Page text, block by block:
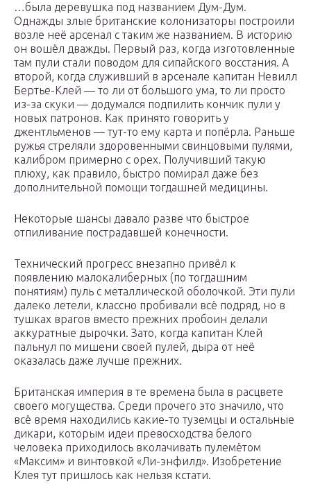
…была деревушка под названием Дум-Дум.
Однажды злые британские колонизаторы построили
возле неё арсенал с таким же названием. В историю
он вошёл дважды. Первый раз, когда изготовленные
там пули стали поводом для сипайского восстания. А
второй, когда служивший в арсенале капитан Невилл
Бертье-Клей — то ли от большого ума, то ли просто
из-за скуки — додумался подпилить кончик пули у
новых патронов. Как принято говорить у
джентльменов — тут-то ему карта и попёрла. Раньше
ружья стреляли здоровенными свинцовыми пулями,
калибром примерно с орех. Получивший такую
плюху, как правило, быстро помирал даже без
дополнительной помощи тогдашней медицины.
Некоторые шансы давало разве что быстрое
отпиливание пострадавшей конечности.
Технический прогресс внезапно привёл к
появлению малокалиберных (по тогдашним
понятиям) пуль с металлической оболочкой. Эти пули
далеко летели, классно пробивали всё подряд, но в
тушках врагов вместо прежних пробоин делали
аккуратные дырочки. Зато, когда капитан Клей
пальнул по мишени своей пулей, дыра от неё
оказалась даже лучше прежних.
Британская империя в те времена была в расцвете
своего могущества. Среди прочего это значило, что
всё время находились какие-то туземцы и остальные
дикари, которым идеи превосходства белого
человека приходилось вколачивать пулемётом
«Максим» и винтовкой «Ли-энфилд». Изобретение
Клея тут пришлось как нельзя кстати.